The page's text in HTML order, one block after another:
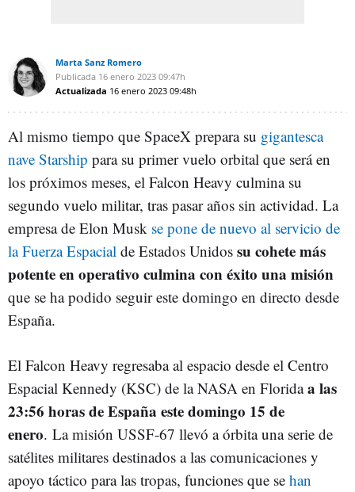
Marta Sanz Romero
Publicada 16 enero 2023 09:47h
Actualizada 16 enero 2023 09:48h
Al mismo tiempo que SpaceX prepara su gigantesca
nave Starship para su primer vuelo orbital que será en
los próximos meses, el Falcon Heavy culmina su
segundo vuelo militar, tras pasar años sin actividad. La
empresa de Elon Musk se pone de nuevo al servicio de
la Fuerza Espacial de Estados Unidos su cohete más
potente en operativo culmina con éxito una misión
que se ha podido seguir este domingo en directo desde
España.
El Falcon Heavy regresaba al espacio desde el Centro
Espacial Kennedy (KSC) de la NASA en Floridaa las
23:56 horas de España este domingo 15 de
enero. La misión USSF-67 llevó a órbita una serie de
satélites militares destinados a las comunicaciones y
apoyo táctico para las tropas, funciones que se han